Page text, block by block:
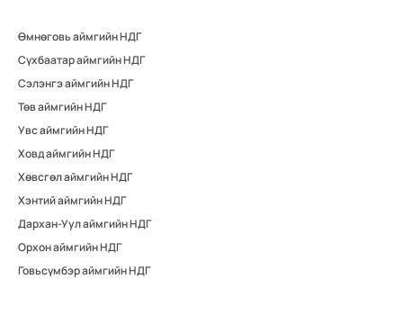
Өмнөговь аймгийн НДГ
Сүхбаатар аймгийн НДГ
Сэлэнгэ аймгийн НДГ
Төв аймгийн НДГ
Увс аймгийн НДГ
Ховд аймгийн НДГ
Хөвсгөл аймгийн НДГ
Хэнтий аймгийн НДГ
Дархан-Уул аймгийн НДГ
Орхон аймгийн НДГ
Говьсүмбэр аймгийн НДГ